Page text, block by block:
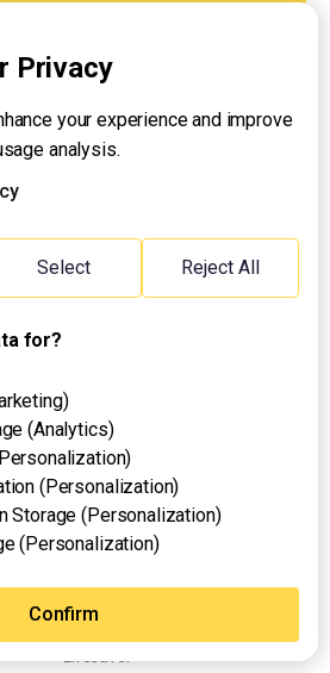
Programs
Doctors on TV
Good Morning Kuya
Hataw Balita Ngayon
Huntahang Ligal
KNC Show
Lifesaver
Privacy
your experience and improve
analysis.
Select Reject All
for?
(Analytics)
(Personalization)
Storage (Personalization)
(Personalization)
Confirm